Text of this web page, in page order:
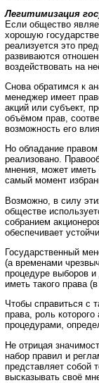
Легитимизация
Если общество
хорошую
реализуется это
развиваются
воздействовать на
Снова обратимся к
менеджер имеет
акций или субъект,
объёмом прав,
возможность его
Но обладание
реализовано.
мнения, может иметь
самый момент
Возможно, в силу
обществе
собранием
обеспечивает
Государственный
(а временами
процедуре выборов и
иметь такого права
Чтобы справиться с
права, роль
процедурами,
Не отрицая
набор правил и
представляет собой
высказывать своё